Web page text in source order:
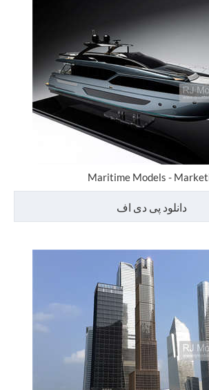
Maritime Models -
دانلود پی دی اف